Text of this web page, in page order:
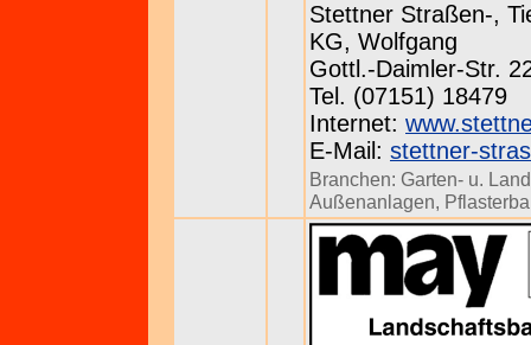
Stettner Straßen-,
KG, Wolfgang
Gottl.-Daimler-Str.
Tel. (07151) 18479
Internet:
E-Mail: stettner-
Branchen: Garten- u.
Außenanlagen,